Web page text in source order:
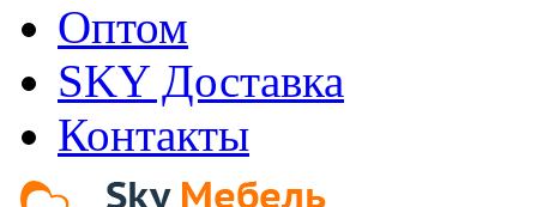
Оптом
SKY Доставка
Контакты